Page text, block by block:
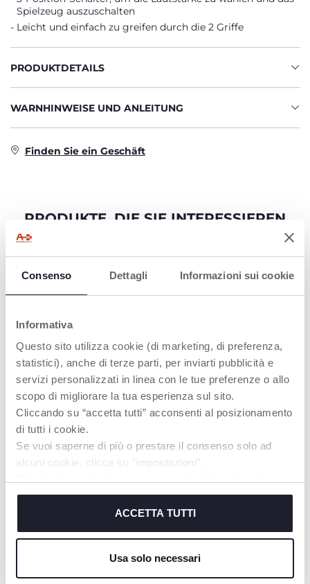
Consenso Dettagli Informazioni sui cookie
Informativa
Questo sito utilizza cookie (di marketing, di preferenza,
statistici), anche di terze parti, per inviarti pubblicità e
servizi personalizzati in linea con le tue preferenze o allo
scopo di migliorare la tua esperienza sul sito.
Cliccando su “accetta tutti” acconsenti al posizionamento
di tutti i cookie.
Se vuoi saperne di più o prestare il consenso solo ad
alcuni cookie, clicca su "impostazioni".
cookie tecnici, indispensabili per fruire del servizio
ACCETTA TUTTI
Usa solo necessari
Spielzeug auszuschalten
Leicht und einfach zu greifen durch die 2 Griffe
PRODUKTDETAILS
WARNHINWEISE UND ANLEITUNG
Finden Sie ein Geschäft
PRODUKTE, DIE SIE INTERESSIEREN
+ FARBEN
Weathy die Wolke
+ FARBEN
Lernspiel Deutsch Englisch
Baby
UNSER RAT